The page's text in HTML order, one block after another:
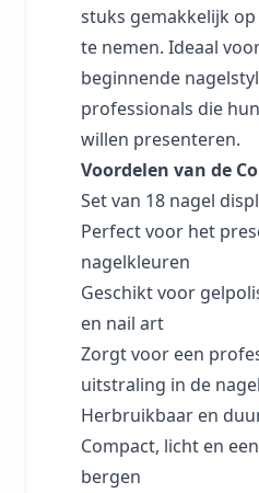
stuks gemakkelijk
te nemen. Ideaal
beginnende
professionals die
willen presenteren.
Voordelen van de
Set van 18 nagel
Perfect voor het
nagelkleuren
Geschikt voor
en nail art
Zorgt voor een
uitstraling in de
Herbruikbaar en
Compact, licht en
bergen